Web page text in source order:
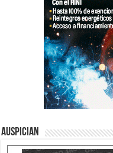
Auspician